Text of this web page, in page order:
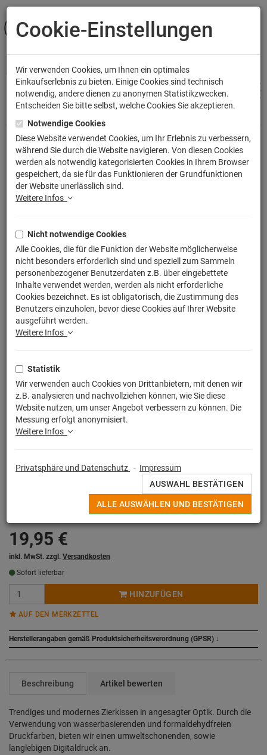
ANMELDEN
Albert Einstein Kissen mit Füllung
40x40cm
Artikelnummer: WUP2424P
Egal ob witziger Spruch, buntes Motiv oder Lizensierter Print, alle
Deine originellen Kissen werden in Deutschland unter strengen
Qualitätskontrollen hochwertig im Digitaldruckverfahren
19,95 €
inkl. MwSt. zzgl. Versandkosten
Sofort lieferbar
HINZUFÜGEN
AUF DEN MERKZETTEL
Herstellerangaben gemäß Produktsicherheitsverordnung (GPSR) ↓
Beschreibung Artikel bewerten
Trendiges und modernes Zierkissen in angesagter Optik. Durch die
Verwendung von wasserbasierenden und formaldehydfreien
Druckfarben, bieten wir einen umweltschonenden, sowie
langlebigen Digitaldruck an.
Cookie-Einstellungen
Wir verwenden Cookies, um Ihnen ein optimales
Einkaufserlebnis zu bieten. Einige Cookies sind technisch
notwendig, andere dienen zu anonymen Statistikzwecken.
Entscheiden Sie bitte selbst, welche Cookies Sie akzeptieren.
Notwendige Cookies
Diese Website verwendet Cookies, um Ihr Erlebnis zu verbessern,
während Sie durch die Website navigieren. Von diesen Cookies
werden als notwendig kategorisierten Cookies in Ihrem Browser
gespeichert, da sie für das Funktionieren der Grundfunktionen
der Website unerlässlich sind.
Weitere Infos
Nicht notwendige Cookies
Alle Cookies, die für die Funktion der Website möglicherweise
nicht besonders erforderlich sind und speziell zum Sammeln
personenbezogener Benutzerdaten z.B. über eingebettete
Inhalte verwendet werden, werden als nicht erforderliche
Cookies bezeichnet. Es ist obligatorisch, die Zustimmung des
Benutzers einzuholen, bevor diese Cookies auf Ihrer Website
ausgeführt werden.
Weitere Infos
Statistik
Wir verwenden auch Cookies von Drittanbietern, mit denen wir
z.B. analysieren und nachvollziehen können, wie Sie diese
Website nutzen, um unser Angebot verbessern zu können. Die
Messung erfolgt anonymisiert.
Weitere Infos
Privatsphäre und Datenschutz - Impressum
AUSWAHL BESTÄTIGEN
ALLE AUSWÄHLEN UND BESTÄTIGEN